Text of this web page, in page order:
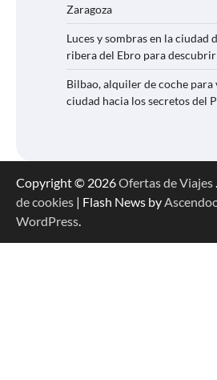
Zaragoza
Luces y sombras en la ciudad
ribera del Ebro para
Bilbao, alquiler de coche
ciudad hacia los secretos del
Copyright © 2026Ofertas de Viajes.
de cookies | Flash News by
WordPress.